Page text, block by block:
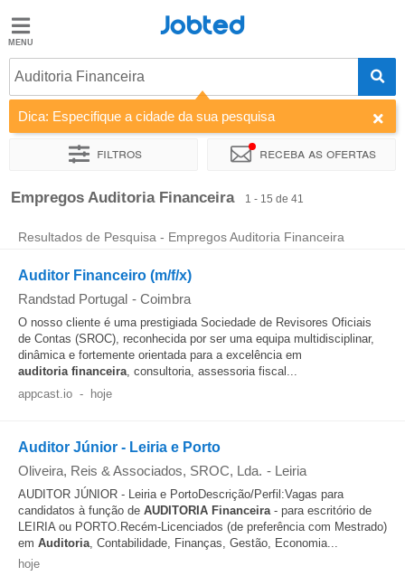
Jobted
Empregos
Salários
Jobted
Auditoria Financeira
Dica: Especifique a cidade da sua pesquisa
Filtros Receba as ofertas
Ordenar por Empresa Agência de emprego
Empregos Auditoria Financeira 1 - 15 de 41
Resultados de Pesquisa - Empregos Auditoria Financeira
Auditor Financeiro (m/f/x)
Randstad Portugal - Coimbra
O nosso cliente é uma prestigiada Sociedade de Revisores Oficiais
de Contas (SROC), reconhecida por ser uma equipa multidisciplinar,
dinâmica e fortemente orientada para a excelência em
auditoria financeira, consultoria, assessoria fiscal...
appcast.io - hoje
Auditor Júnior - Leiria e Porto
Oliveira, Reis & Associados, SROC, Lda. - Leiria
AUDITOR JÚNIOR - Leiria e PortoDescrição/Perfil:Vagas para
candidatos à função de AUDITORIA Financeira- para escritório de
LEIRIA ou PORTO.Recém-Licenciados (de preferência com Mestrado)
em Auditoria, Contabilidade, Finanças, Gestão, Economia...
hoje